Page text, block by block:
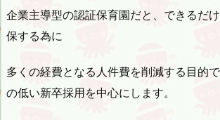
企業主導型の認証保育園だと、できるだ
保する為に
多くの経費となる人件費を削減する目的
の低い新卒採用を中心にします。